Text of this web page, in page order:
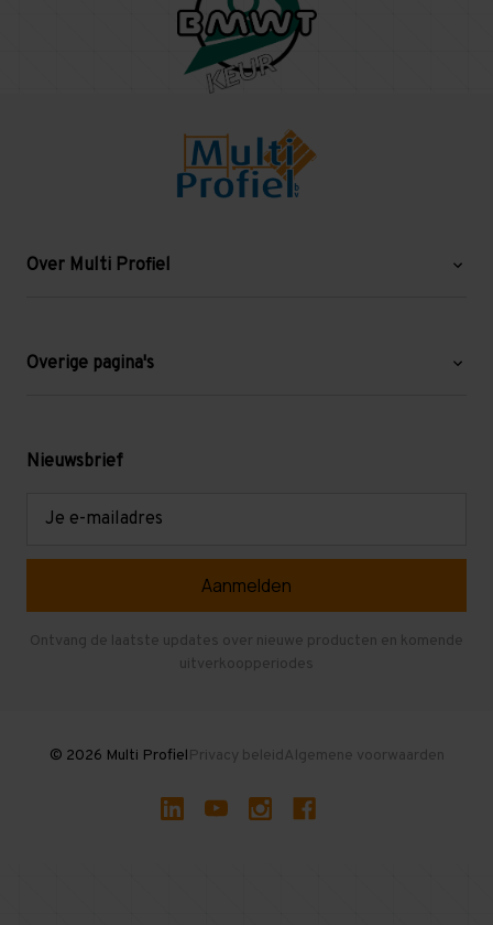
Over Multi Profiel
Blog
Levering en afhalen
Overige pagina's
Mezzanine
Gebruikte entresolvloeren
Nieuwsbrief
Ontvang de laatste updates over nieuwe producten en komende
uitverkoopperiodes
© 2026 Multi ProfielPrivacy beleidAlgemene voorwaarden